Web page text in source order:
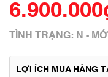
TÌNH TRẠNG: N -
LỢI ÍCH MUA HÀNG